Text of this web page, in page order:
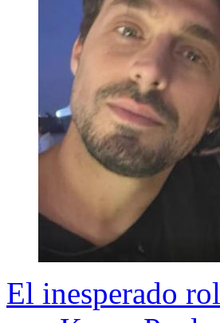
El inesperado